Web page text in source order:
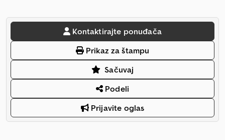
Kontaktirajte ponuđača
Prikaz za štampu
Sačuvaj
Podeli
Prijavite oglas